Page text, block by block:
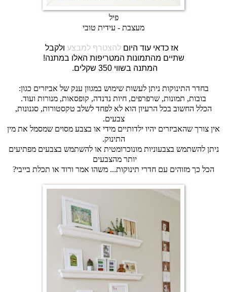
פיל
מעצבת - עידית טובי
אז כדאי עוד היוםלהצטרף למבצע
ולקבל
!שתיים מהתמונות המטריפות האלו במתנה
.המתנה בשווי 350 שקלים
בחדר התינוקות ניתן לעשות שימוש במגוון ענק של אביזרים כגון:
בובות, תמונות, שרפרפים, חיות נדנדה, קופסאות, מנורות ועוד.
הכלל החשוב בכל הרעיון הוא לא לפחד לשלב טקסטורות, סגנונות,
צבעים.
אין צורך שהאביזרים יהיו ילדותיים מידי או בצבע מסוים שמסמל את מין
התינוק.
ניתן להשתמש בצבעוניות מונוכרומטית או להשתמש בצבעים מפתיעים
יותר מהצבעים
הכל כך מזוהים עם חדרי תינוקות... משהו אמר ורוד או תכלת בייבי?